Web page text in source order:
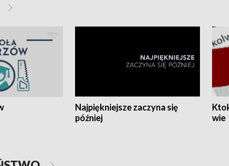
Najpiękniejsze zaczyna się
później
wie